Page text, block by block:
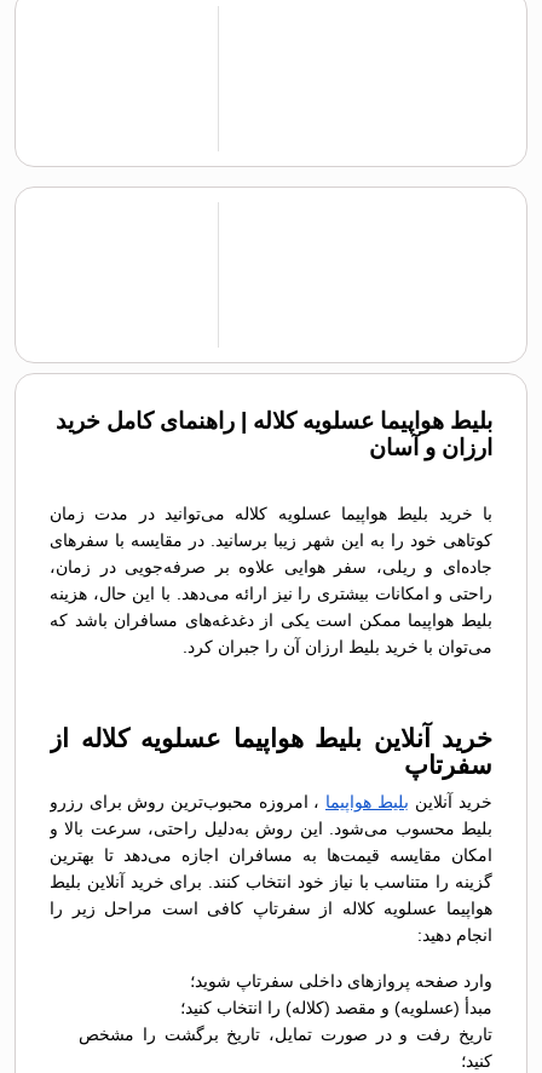
بلیط هواپیما عسلویه کلاله | راهنمای کامل خرید
ارزان و آسان
با خرید بلیط هواپیما عسلویه کلاله می‌توانید در مدت زمان
کوتاهی خود را به این شهر زیبا برسانید. در مقایسه با سفرهای
جاده‌ای و ریلی، سفر هوایی علاوه بر صرفه‌جویی در زمان،
راحتی و امکانات بیشتری را نیز ارائه می‌دهد. با این حال، هزینه
بلیط هواپیما ممکن است یکی از دغدغه‌های مسافران باشد که
می‌توان با خرید بلیط ارزان آن را جبران کرد.
خرید آنلاین بلیط هواپیما عسلویه کلاله از
سفرتاپ
خرید آنلاین بلیط هواپیما ، امروزه محبوب‌ترین روش برای رزرو
بلیط محسوب می‌شود. این روش به‌دلیل راحتی، سرعت بالا و
امکان مقایسه قیمت‌ها به مسافران اجازه می‌دهد تا بهترین
گزینه را متناسب با نیاز خود انتخاب کنند. برای خرید آنلاین بلیط
هواپیما عسلویه کلاله از سفرتاپ کافی است مراحل زیر را
انجام دهید:
وارد صفحه پروازهای داخلی سفرتاپ شوید؛
مبدأ (عسلویه) و مقصد (کلاله) را انتخاب کنید؛
تاریخ رفت و در صورت تمایل، تاریخ برگشت را مشخص
کنید؛